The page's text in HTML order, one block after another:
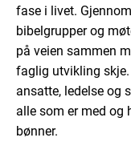
fase i livet.
bibelgrupper og
på veien sammen
faglig utvikling
ansatte, ledelse og
alle som er med og
bønner.